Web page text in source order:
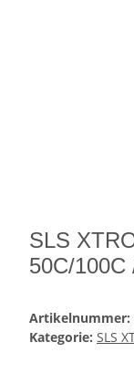
SLS
50C/100C
Artikelnummer:
Kategorie: SLS